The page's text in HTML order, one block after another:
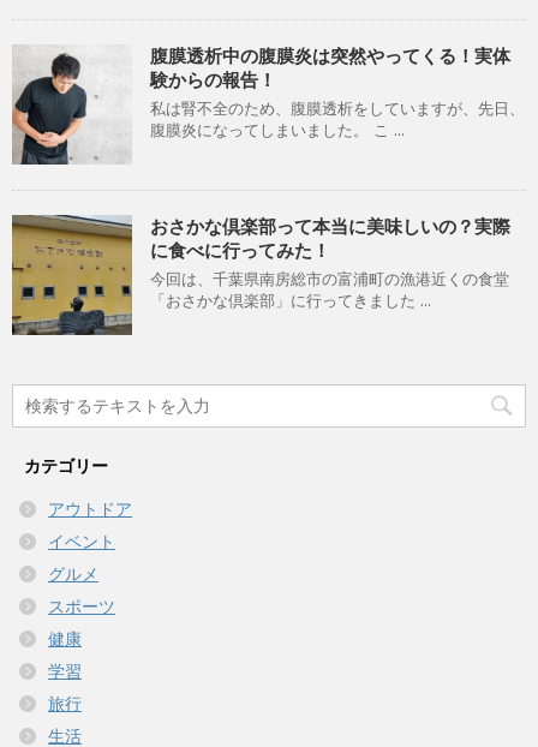
腹膜透析中の腹膜炎は突然やってくる！実体
験からの報告！
私は腎不全のため、腹膜透析をしていますが、先日、
腹膜炎になってしまいました。 こ ...
おさかな倶楽部って本当に美味しいの？実際
に食べに行ってみた！
今回は、千葉県南房総市の富浦町の漁港近くの食堂
「おさかな倶楽部」に行ってきました ...
カテゴリー
アウトドア
イベント
グルメ
スポーツ
健康
学習
旅行
生活